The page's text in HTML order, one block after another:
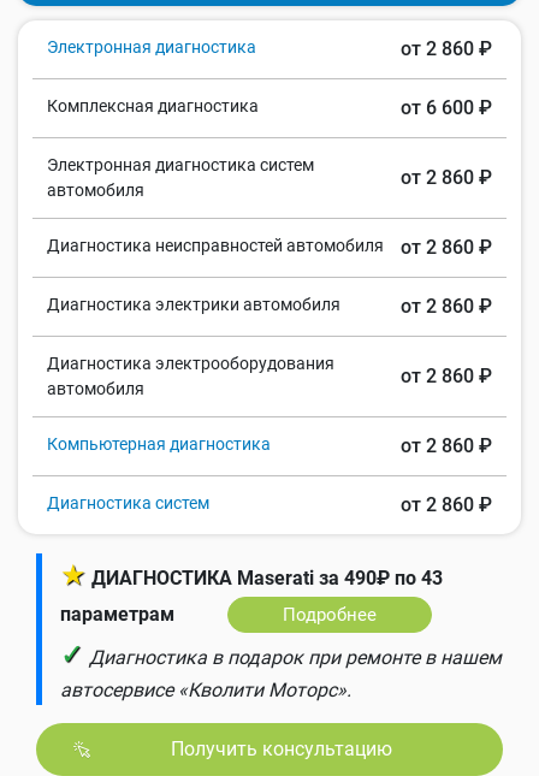
Электронная диагностика от 2 860 ₽
Комплексная диагностика от 6 600 ₽
Электронная диагностика систем
автомобиля
от 2 860 ₽
Диагностика неисправностей автомобиля от 2 860 ₽
Диагностика электрики автомобиля от 2 860 ₽
Диагностика электрооборудования
автомобиля
от 2 860 ₽
Компьютерная диагностика от 2 860 ₽
Диагностика систем от 2 860 ₽
★ ДИАГНОСТИКА Maserati за 490₽ по 43
параметрам
Подробнее
✓ Диагностика в подарок при ремонте в нашем
автосервисе «Кволити Моторс».
Получить консультацию